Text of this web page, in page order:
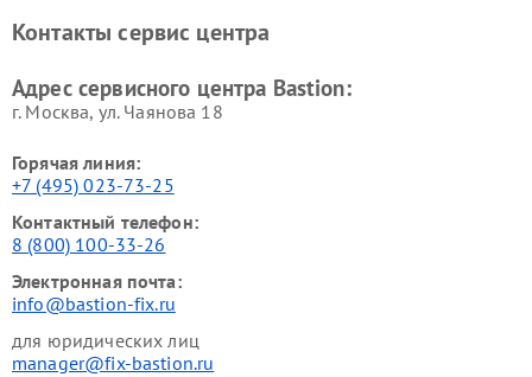
Контакты сервис центра
Адрес сервисного центра Bastion:
г. Москва, ул. Чаянова 18
Горячая линия:
+7 (495) 023-73-25
Контактный телефон:
8 (800) 100-33-26
Электронная почта:
info@bastion-fix.ru
для юридических лиц
manager@fix-bastion.ru